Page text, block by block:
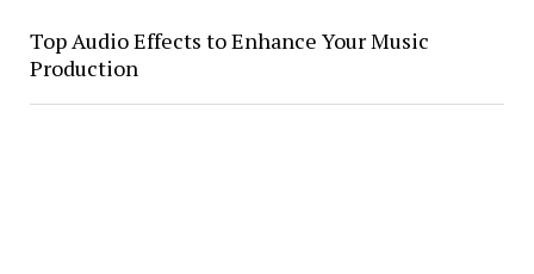
Top Audio Effects to Enhance Your Music
Production